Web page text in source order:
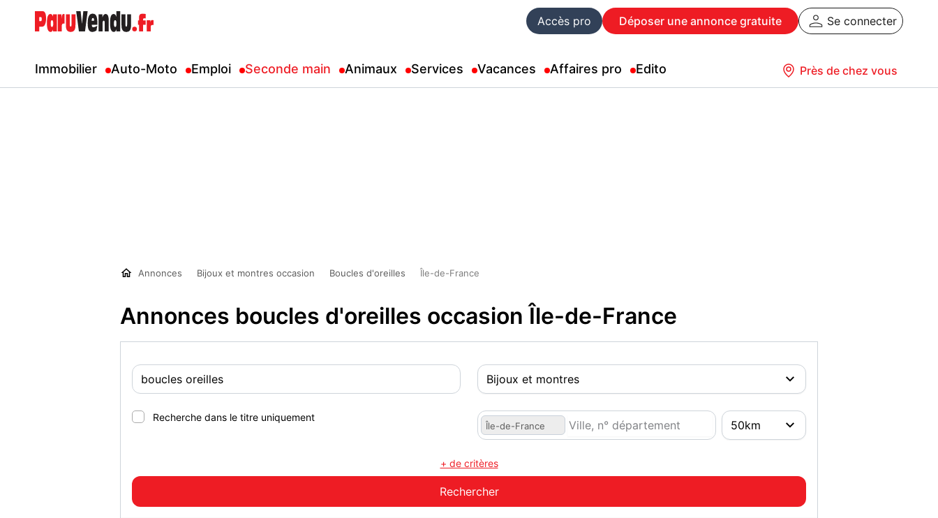
Accès pro Déposer une annonce gratuite Se connecter
Immobilier Auto-Moto Emploi Seconde main Animaux Services Vacances Affaires pro Edito Près de chez vous
Annonces Bijoux et montres occasion Boucles d'oreilles Île-de-France
Annonces boucles d'oreilles occasion Île-de-France
Recherche dans le titre uniquement
Île-de-France
+ de critères